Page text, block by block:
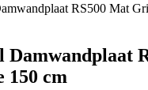
RS500 Mat
150 cm